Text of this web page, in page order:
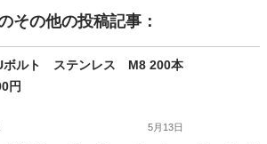
その他の投稿記事：
ボルト ステンレス M8 200本
円
5月13日